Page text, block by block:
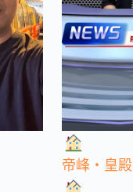
帝峰・皇殿